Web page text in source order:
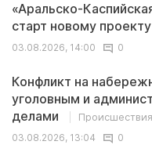
«Аральско-
старт новому
03.08.2026, 14:00
0
Конфликт на
уголовным и
делами
Происшествия
03.08.2026, 13:04
0